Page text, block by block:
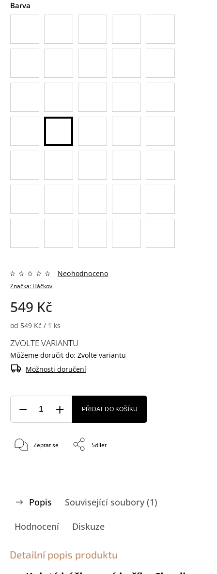
Barva
Značka: Háčkov
Neohodnoceno
549 Kč
od 549 Kč / 1 ks
ZVOLTE VARIANTU
Můžeme doručit do: Zvolte variantu
Možnosti doručení
PŘIDAT DO KOŠÍKU
Zeptat se Sdílet
Popis Související soubory (1)
Hodnocení Diskuze
Detailní popis produktu